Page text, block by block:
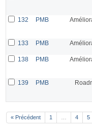
132 PMB
133 PMB
138 PMB
139 PMB
« Précédent 1 4 5